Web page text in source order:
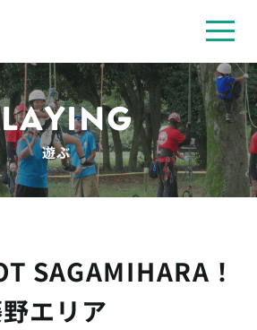
遊ぶ
SAGAMIHARA！
エリア